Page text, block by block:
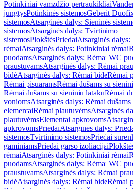
Potinkiniai vamzdžio pertraukikliai
jungtysPotinkinės sistemosGeberit
sistemosAtsarginės dalys: Sieninės
sistemosAtsarginės dalys: Tvirtinimo
sistemosPlokštėsPriedaiAtsarginės dalys:
rėmaiAtsarginės dalys: Potinkiniai rėmai
puodamsAtsarginės dalys: Rėmai WC
praustuvamsAtsarginės dalys: Rėmai
bidėAtsarginės dalys: Rėmai bidėRėmai
Rėmai pisuaramsRėmai dušams su
Rėmai dušams su sieniniu latakuRėmai
voniomsAtsarginės dalys: Rėmai
elementaiRėmai plautuvėmsAtsarginės
plautuvėmsElementai apkrovoms
apkrovomsPriedaiAtsarginės dalys:
sistemosTvirtinimo sistemosPriedai
gaminiamsPriedai garso izoliacijai
rėmaiAtsarginės dalys: Potinkiniai rėmai
puodamsAtsarginės dalys: Rėmai WC
praustuvamsAtsarginės dalys: Rėmai
bidėAtsarginės dalys: Rėmai bidėRėmai